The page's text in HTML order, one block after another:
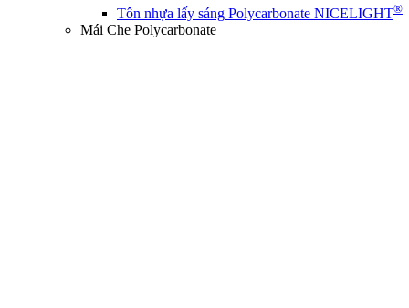
Tôn nhựa lấy sáng Polycarbonate NICELIGHT®
Mái Che Polycarbonate